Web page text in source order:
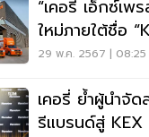
“เคอรี่ เอ็กซ์เพ
ใหม่ภายใต้ชื่อ
กิจการ
29 พ.ค. 2567 | 08:25
เคอรี่ ย้ำผู้นำจั
รีแบรนด์สู่ KEX